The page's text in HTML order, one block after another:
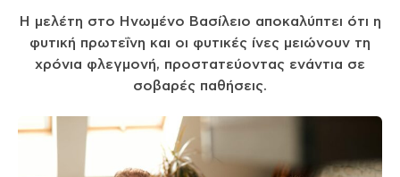
Η μελέτη στο Ηνωμένο Βασίλειο αποκαλύπτει ότι η
φυτική πρωτεΐνη και οι φυτικές ίνες μειώνουν τη
χρόνια φλεγμονή, προστατεύοντας ενάντια σε
σοβαρές παθήσεις.